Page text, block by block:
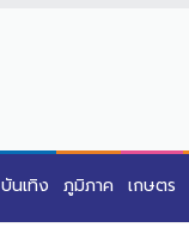
บันเทิง ภูมิภาค เกษตร